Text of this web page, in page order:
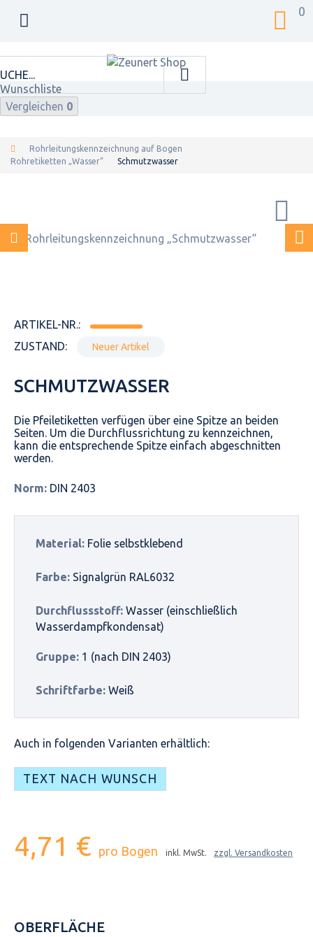
0
Wunschliste
Vergleichen 0
Rohrleitungskennzeichnung auf Bogen
Rohretiketten „Wasser“
Schmutzwasser
ARTIKEL-NR.:
ZUSTAND:
Neuer Artikel
SCHMUTZWASSER
Die Pfeiletiketten verfügen über eine Spitze an beiden
Seiten. Um die Durchflussrichtung zu kennzeichnen,
kann die entsprechende Spitze einfach abgeschnitten
werden.
Norm: DIN 2403
Material: Folie selbstklebend
Farbe: Signalgrün RAL6032
Durchflussstoff: Wasser (einschließlich
Wasserdampfkondensat)
Gruppe: 1 (nach DIN 2403)
Schriftfarbe: Weiß
Auch in folgenden Varianten erhältlich:
TEXT NACH WUNSCH
4,71 € pro Bogen inkl. MwSt. zzgl. Versandkosten
OBERFLÄCHE